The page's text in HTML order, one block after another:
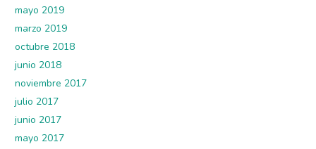
mayo 2019
marzo 2019
octubre 2018
junio 2018
noviembre 2017
julio 2017
junio 2017
mayo 2017